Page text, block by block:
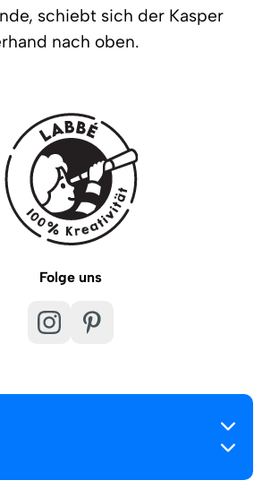
schiebt sich der Kasper
nach oben.
Folge uns